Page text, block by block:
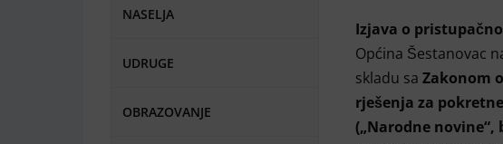
NASELJA
UDRUGE
OBRAZOVANJE
Izjava o
Općina Šestanovac
skladu sa Zakonom
rješenja za
(„Narodne